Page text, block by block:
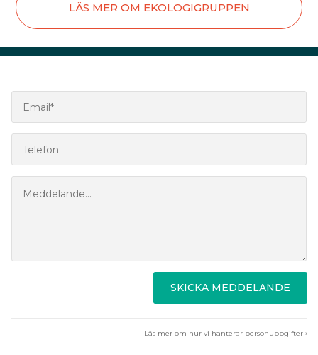
LÄS MER OM EKOLOGIGRUPPEN
SKICKA MEDDELANDE
Läs mer om hur vi hanterar personuppgifter ›